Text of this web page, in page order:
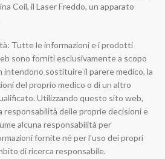
Coil, il Laser Freddo, un apparato
Tutte le informazioni e i prodotti
sono forniti esclusivamente a scopo
intendono sostituire il parere medico, la
del proprio medico o di un altro
Utilizzando questo sito web,
responsabilità delle proprie decisioni e
alcuna responsabilità per
fornite né per l’uso dei propri
di ricerca responsabile.